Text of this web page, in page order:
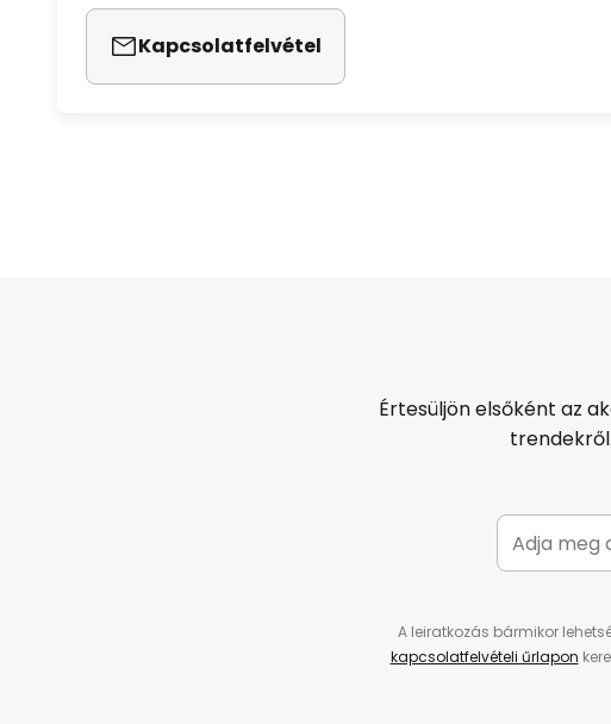
Kapcsolatfelvétel
Értesüljön elsőként az
A leiratkozás bármikor
kapcsolatfelvételi űrlapon